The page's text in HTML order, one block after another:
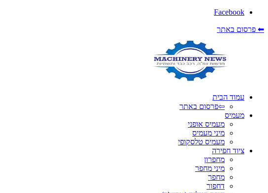
Facebook
⬅ פרסום באתר
עמוד הבית
⇦פרסום באתר
מעמיס
מעמיס אופני
מיני מעמיס
מעמיס טלסקופי
ציוד חפירה
מחפרון
מיני מחפר
מחפר
דחפור